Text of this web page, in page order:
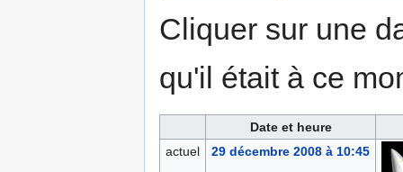
Cliquer sur une
qu'il était à ce
Date et heure
actuel
29 décembre 2008 à 10:45